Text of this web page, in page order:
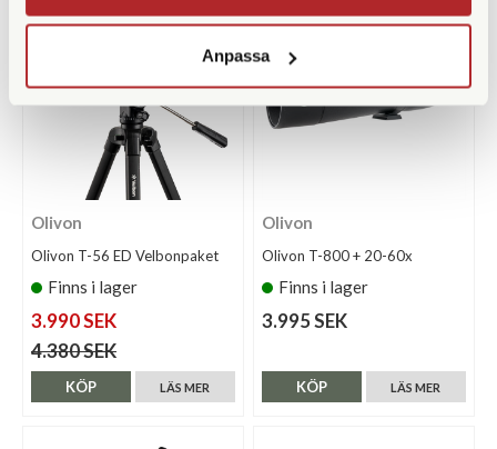
Anpassa
Olivon
Olivon T-56 ED Velbonpaket
Finns i lager
3.990 SEK
4.380 SEK
LÄS MER
KÖP
Olivon
Olivon T-800 + 20-60x
Finns i lager
3.995 SEK
LÄS MER
KÖP